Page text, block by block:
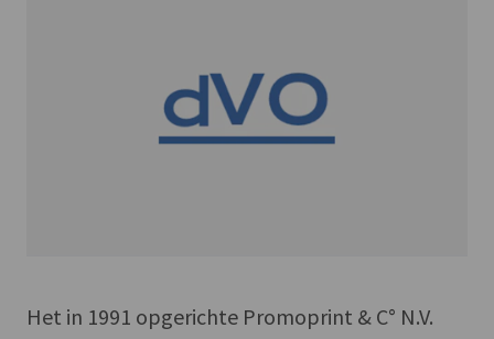
Het in 1991 opgerichte Promoprint & C° N.V.